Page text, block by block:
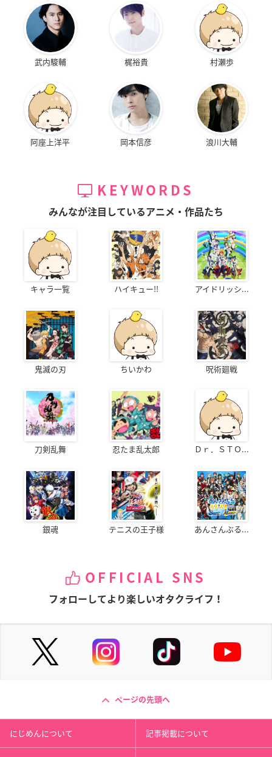
武内駿輔 梶裕貴 村瀬歩
阿座上洋平 岡本信彦 浪川大輔
KEYWORDS
みんなが注目しているアニメ・作品たち
キャラ一覧 ハイキュー!! アイドリッシ...
鬼滅の刃 ちいかわ 呪術廻戦
刀剣乱舞 忍たま乱太郎 Ｄｒ．ＳＴＯ...
銀魂 テニスの王子様 あんさんぶる...
OFFICIAL SNS
フォローしてより楽しいオタクライフ！
ページの先頭へ
にじめんについて 記事掲載について